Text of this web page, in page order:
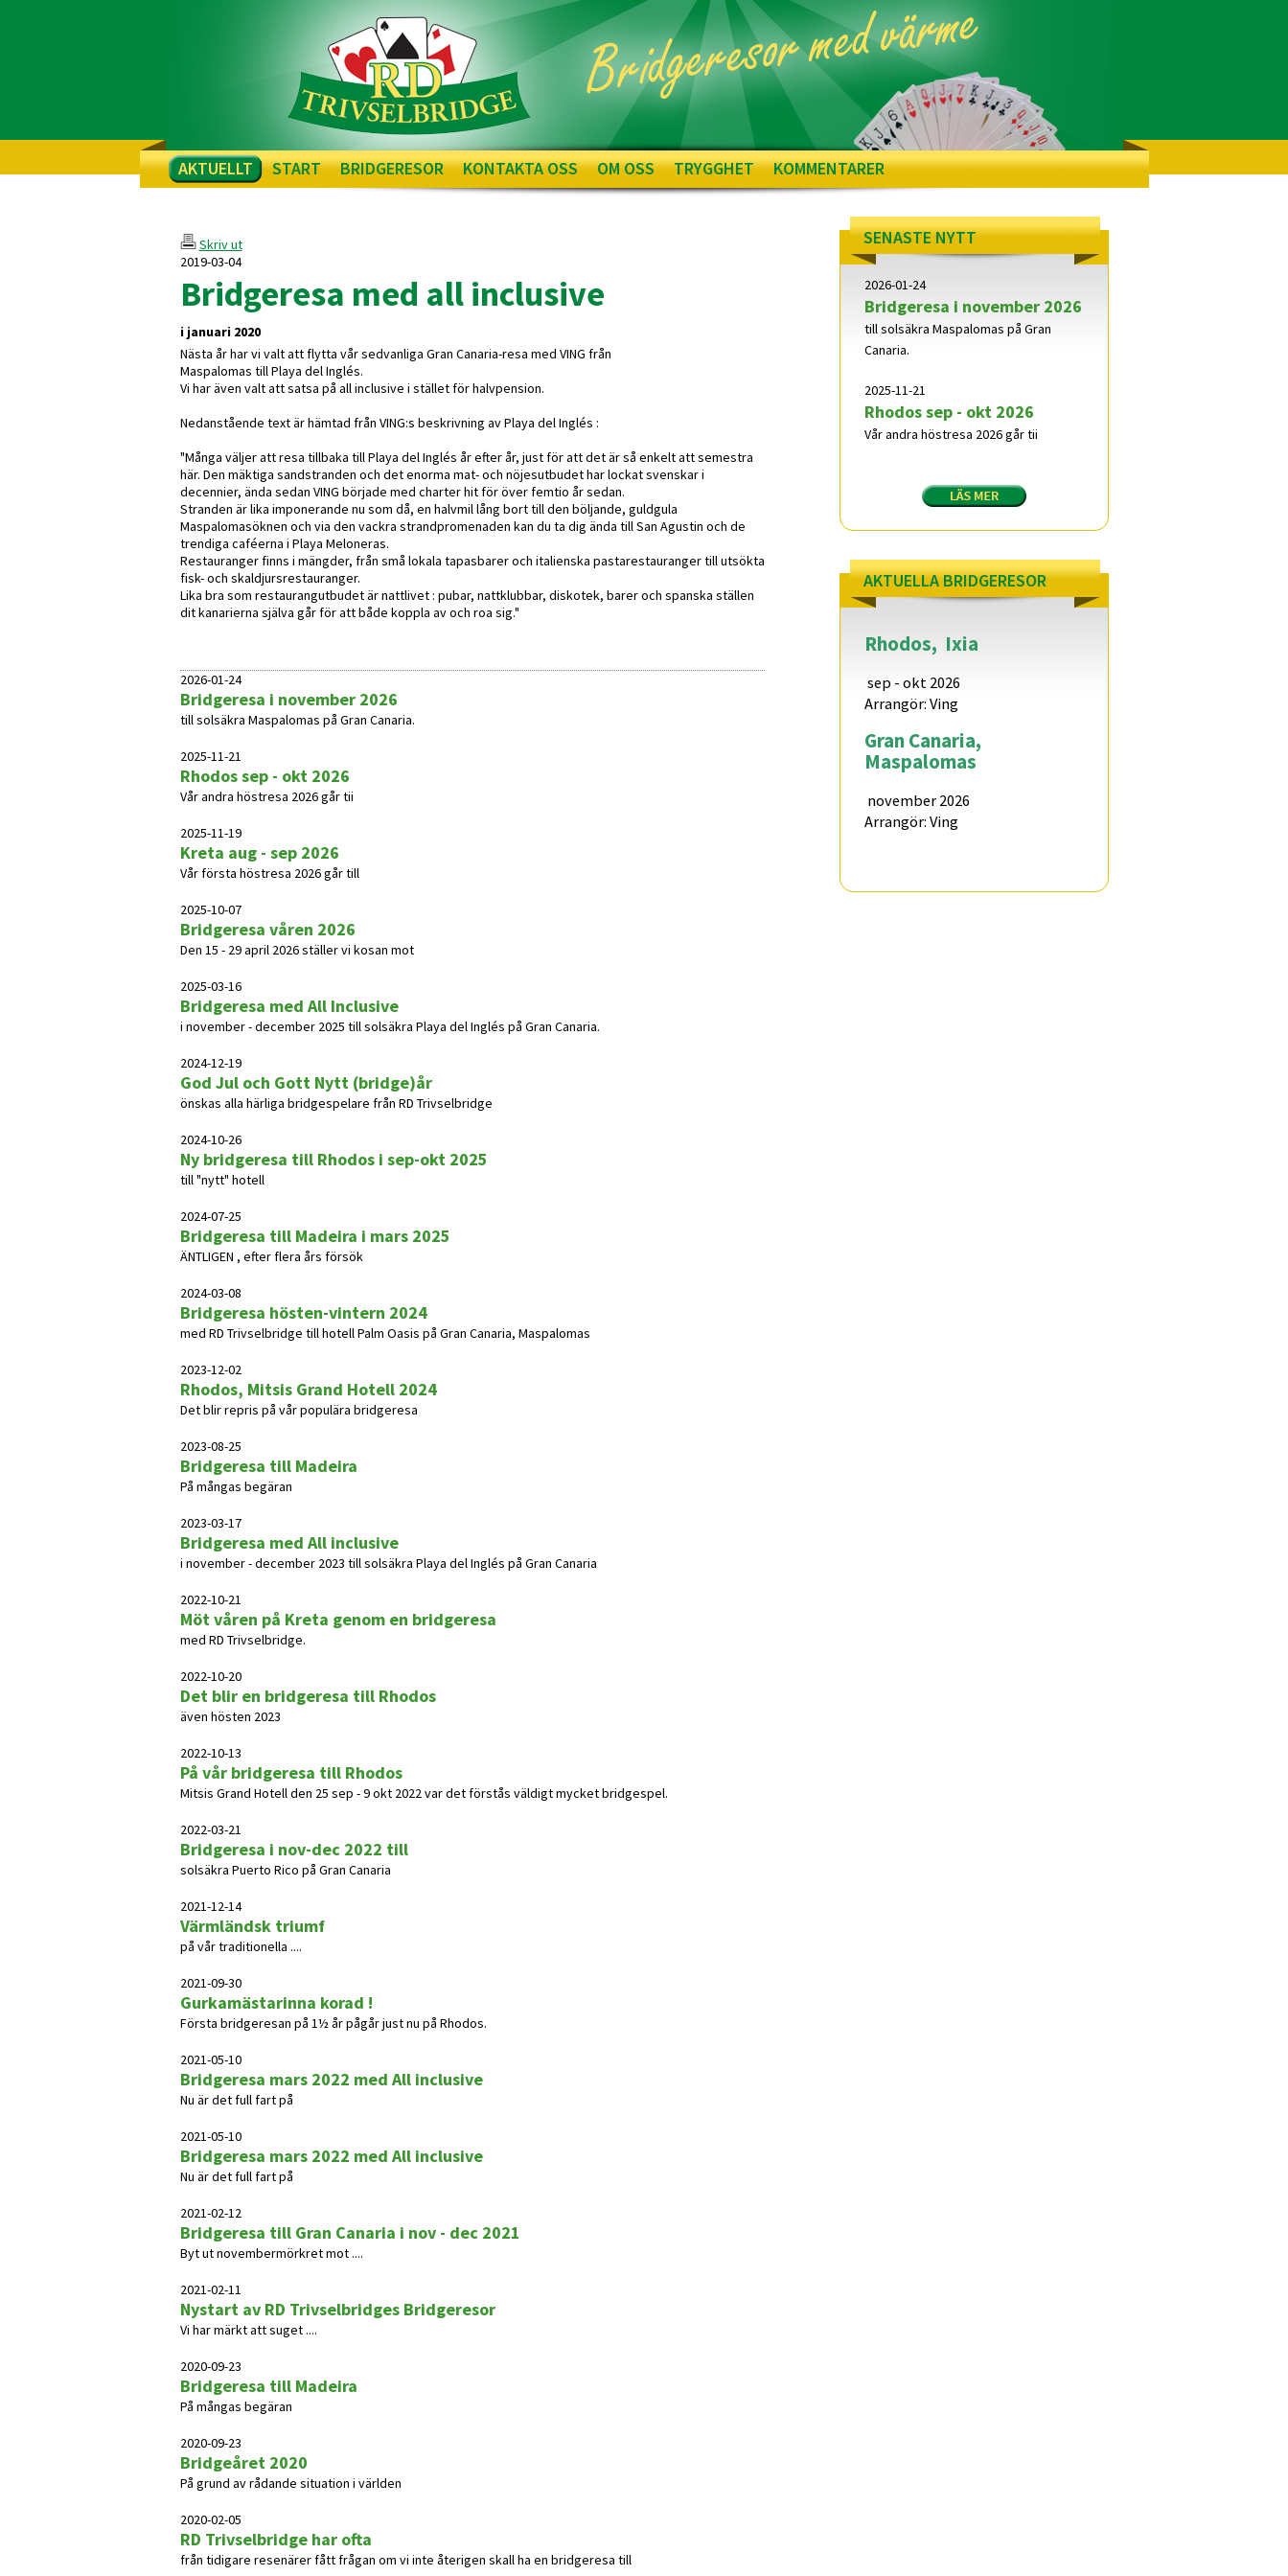
AKTUELLT START BRIDGERESOR KONTAKTA OSS OM OSS TRYGGHET KOMMENTARER
Skriv ut
2019-03-04
Bridgeresa med all inclusive
i januari 2020
Nästa år har vi valt att flytta vår sedvanliga Gran Canaria-resa med VING från
Maspalomas till Playa del Inglés.
Vi har även valt att satsa på all inclusive i stället för halvpension.
Nedanstående text är hämtad från VING:s beskrivning av Playa del Inglés :
"Många väljer att resa tillbaka till Playa del Inglés år efter år, just för att det är så enkelt att semestra
här. Den mäktiga sandstranden och det enorma mat- och nöjesutbudet har lockat svenskar i
decennier, ända sedan VING började med charter hit för över femtio år sedan.
Stranden är lika imponerande nu som då, en halvmil lång bort till den böljande, guldgula
Maspalomasöknen och via den vackra strandpromenaden kan du ta dig ända till San Agustin och de
trendiga caféerna i Playa Meloneras.
Restauranger finns i mängder, från små lokala tapasbarer och italienska pastarestauranger till utsökta
fisk- och skaldjursrestauranger.
Lika bra som restaurangutbudet är nattlivet : pubar, nattklubbar, diskotek, barer och spanska ställen
dit kanarierna själva går för att både koppla av och roa sig."
2026-01-24
Bridgeresa i november 2026
till solsäkra Maspalomas på Gran Canaria.
2025-11-21
Rhodos sep - okt 2026
Vår andra höstresa 2026 går tii
2025-11-19
Kreta aug - sep 2026
Vår första höstresa 2026 går till
2025-10-07
Bridgeresa våren 2026
Den 15 - 29 april 2026 ställer vi kosan mot
2025-03-16
Bridgeresa med All Inclusive
i november - december 2025 till solsäkra Playa del Inglés på Gran Canaria.
2024-12-19
God Jul och Gott Nytt (bridge)år
önskas alla härliga bridgespelare från RD Trivselbridge
2024-10-26
Ny bridgeresa till Rhodos i sep-okt 2025
till "nytt" hotell
2024-07-25
Bridgeresa till Madeira i mars 2025
ÄNTLIGEN , efter flera års försök
2024-03-08
Bridgeresa hösten-vintern 2024
med RD Trivselbridge till hotell Palm Oasis på Gran Canaria, Maspalomas
2023-12-02
Rhodos, Mitsis Grand Hotell 2024
Det blir repris på vår populära bridgeresa
2023-08-25
Bridgeresa till Madeira
På mångas begäran
2023-03-17
Bridgeresa med All inclusive
i november - december 2023 till solsäkra Playa del Inglés på Gran Canaria
2022-10-21
Möt våren på Kreta genom en bridgeresa
med RD Trivselbridge.
2022-10-20
Det blir en bridgeresa till Rhodos
även hösten 2023
2022-10-13
På vår bridgeresa till Rhodos
Mitsis Grand Hotell den 25 sep - 9 okt 2022 var det förstås väldigt mycket bridgespel.
2022-03-21
Bridgeresa i nov-dec 2022 till
solsäkra Puerto Rico på Gran Canaria
2021-12-14
Värmländsk triumf
på vår traditionella ....
2021-09-30
Gurkamästarinna korad !
Första bridgeresan på 1½ år pågår just nu på Rhodos.
2021-05-10
Bridgeresa mars 2022 med All inclusive
Nu är det full fart på
2021-05-10
Bridgeresa mars 2022 med All inclusive
Nu är det full fart på
2021-02-12
Bridgeresa till Gran Canaria i nov - dec 2021
Byt ut novembermörkret mot ....
2021-02-11
Nystart av RD Trivselbridges Bridgeresor
Vi har märkt att suget ....
2020-09-23
Bridgeresa till Madeira
På mångas begäran
2020-09-23
Bridgeåret 2020
På grund av rådande situation i världen
2020-02-05
RD Trivselbridge har ofta
från tidigare resenärer fått frågan om vi inte återigen skall ha en bridgeresa till
SENASTE NYTT
2026-01-24
Bridgeresa i november 2026
till solsäkra Maspalomas på Gran
Canaria.
2025-11-21
Rhodos sep - okt 2026
Vår andra höstresa 2026 går tii
AKTUELLA BRIDGERESOR
Rhodos, Ixia
sep - okt 2026
Arrangör: Ving
Gran Canaria,
Maspalomas
november 2026
Arrangör: Ving